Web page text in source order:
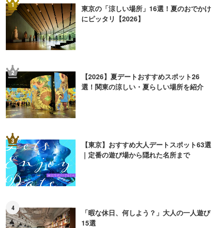
1
東京の「涼しい場所」16選！夏のおでかけ
にピッタリ【2026】
2
【2026】夏デートおすすめスポット26
選！関東の涼しい・夏らしい場所を紹介
3
【東京】おすすめ大人デートスポット63選
｜定番の遊び場から隠れた名所まで
4
「暇な休日、何しよう？」大人の一人遊び
15選